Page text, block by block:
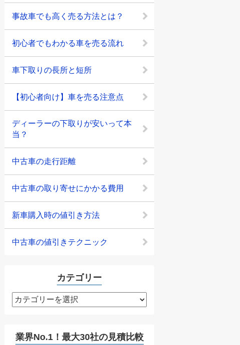
事故車でも高く売る方法とは？
初心者でもわかる車を売る流れ
車下取りの長所と短所
【初心者向け】車を売る注意点
ディーラーの下取りが安いって本
当？
中古車の走行距離
中古車の取り寄せにかかる費用
新車購入時の値引き方法
中古車の値引きテクニック
カテゴリー
カ
テ
リ
業界No.1！最大30社の見積比較